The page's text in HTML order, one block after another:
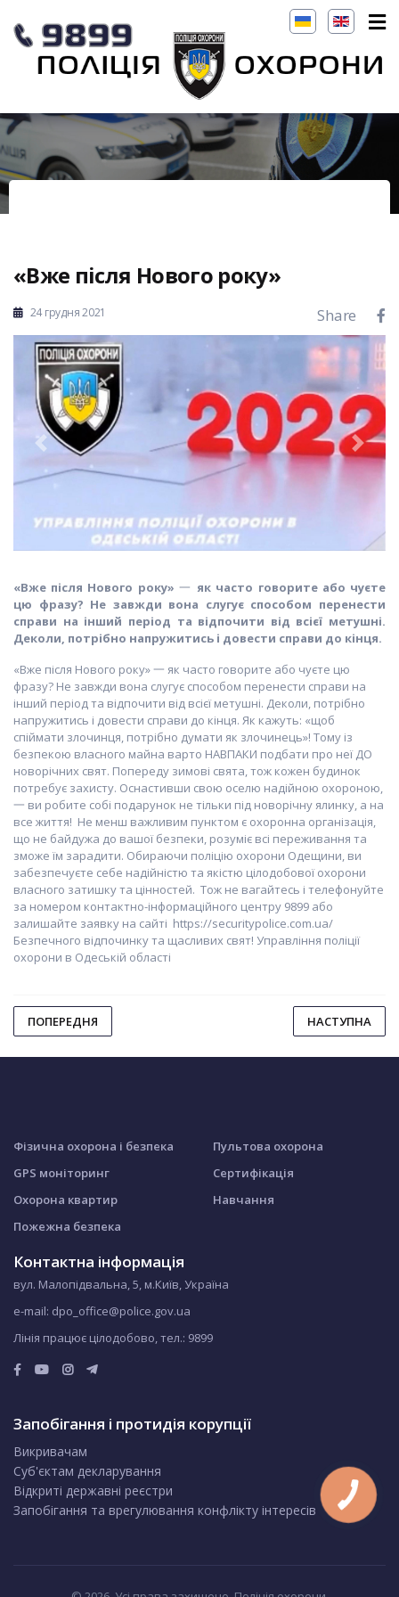
«Вже після Нового року»
24 грудня 2021 Share
Previous Next
«Вже після Нового року» 一 як часто говорите або чуєте
цю фразу? Не завжди вона слугує способом перенести
справи на інший період та відпочити від всієї метушні.
Деколи, потрібно напружитись і довести справи до кінця.
«Вже після Нового року» 一 як часто говорите або чуєте цю
фразу? Не завжди вона слугує способом перенести справи на
інший період та відпочити від всієї метушні. Деколи, потрібно
напружитись і довести справи до кінця. Як кажуть: «щоб
спіймати злочинця, потрібно думати як злочинець»! Тому із
безпекою власного майна варто НАВПАКИ подбати про неї ДО
новорічних свят. Попереду зимові свята, тож кожен будинок
потребує захисту. Оснастивши свою оселю надійною охороною,
一 ви робите собі подарунок не тільки під новорічну ялинку, а на
все життя! Не менш важливим пунктом є охоронна організація,
що не байдужа до вашої безпеки, розуміє всі переживання та
зможе їм зарадити. Обираючи поліцію охорони Одещини, ви
забезпечуєте себе надійністю та якістю цілодобової охорони
власного затишку та цінностей. Тож не вагайтесь і телефонуйте
за номером контактно-інформаційного центру 9899 або
залишайте заявку на сайті https://securitypolice.com.ua/
Безпечного відпочинку та щасливих свят! Управління поліції
охорони в Одеській області
ПОПЕРЕДНЯ НАСТУПНА
Фізична охорона і безпека
GPS моніторинг
Охорона квартир
Пожежна безпека
Пультова охорона
Сертифікація
Навчання
Контактна інформація
вул. Малопідвальна, 5, м.Київ, Україна
e-mail: dpo_office@police.gov.ua
Лінія працює цілодобово, тел.: 9899
Запобігання і протидія корупції
Викривачам
Суб'єктам декларування
Відкриті державні реєстри
Запобігання та врегулювання конфлікту інтересів